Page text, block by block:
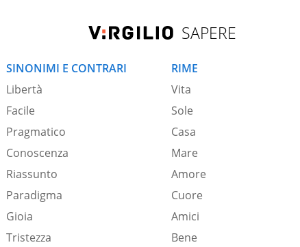
SAPERE
SINONIMI E CONTRARI
Libertà
Facile
Pragmatico
Conoscenza
Riassunto
Paradigma
Gioia
Tristezza
RIME
Vita
Sole
Casa
Mare
Amore
Cuore
Amici
Bene